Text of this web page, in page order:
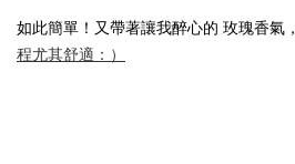
如此簡單！又帶著讓我醉心的 玫瑰香氣，
程尤其舒適：）